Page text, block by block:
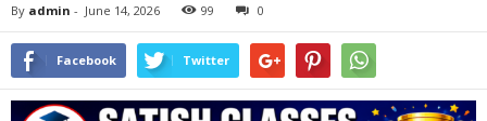
By admin - June 14, 2026 99 0
Facebook Twitter